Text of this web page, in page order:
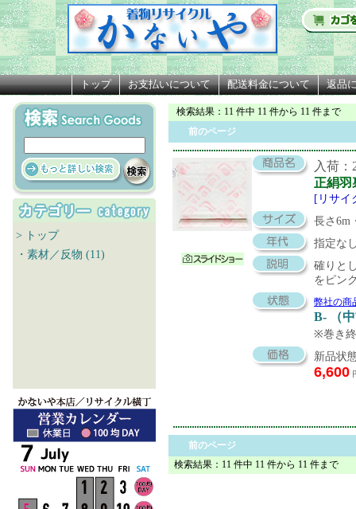
トップ お支払いについて 配送料金について 返品
> トップ
・素材／反物 (11)
検索結果 ：11 件中 11 件から 11 件まで
前のページ
入荷：
正絹羽
[リサイ
長さ6m
指定な
確りと
をピン
弊社の商
B- （
※巻き
新品状
6,600
前のページ
検索結果：11 件中 11 件から 11 件まで